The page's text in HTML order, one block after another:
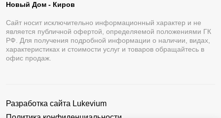
Новый Дом - Киров
Сайт носит исключительно информационный характер и не
является публичной офертой, определяемой положениями ГК
РФ. Для получения подробной информации о наличии, видах,
характеристиках и стоимости услуг и товаров обращайтесь в
офис продаж.
Разработка сайта Lukevium